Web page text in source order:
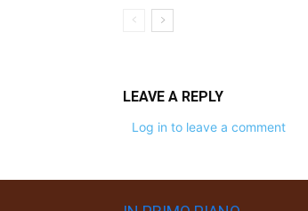
LEAVE A REPLY
Log in to leave a comment